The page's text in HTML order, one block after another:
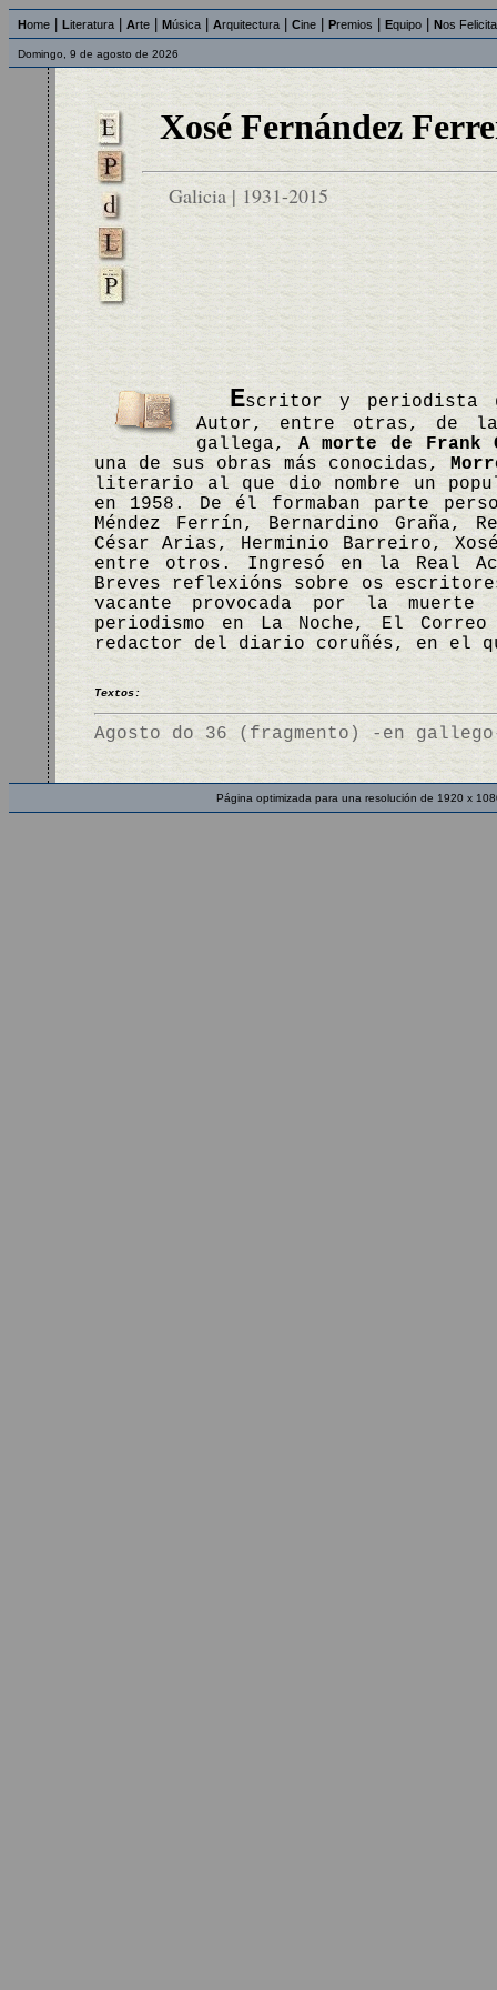
Home Literatura Arte Música Arquitectura Cine Premios Equipo Nos
Domingo, 9 de agosto de 2026
Xosé Fernández
Galicia | 1931-2015
Escritor y periodista
Autor, entre otras, de la
gallega, A morte de Frank
una de sus obras más conocidas,
literario al que dio nombre un
en 1958. De él formaban parte
Méndez Ferrín, Bernardino Graña,
César Arias, Herminio Barreiro,
entre otros. Ingresó en la Real
Breves reflexións sobre os
vacante provocada por la
periodismo en La Noche, El
redactor del diario coruñés, en el
Textos:
Agosto do 36 (fragmento) -en
Página optimizada para una resolución de 1920 x